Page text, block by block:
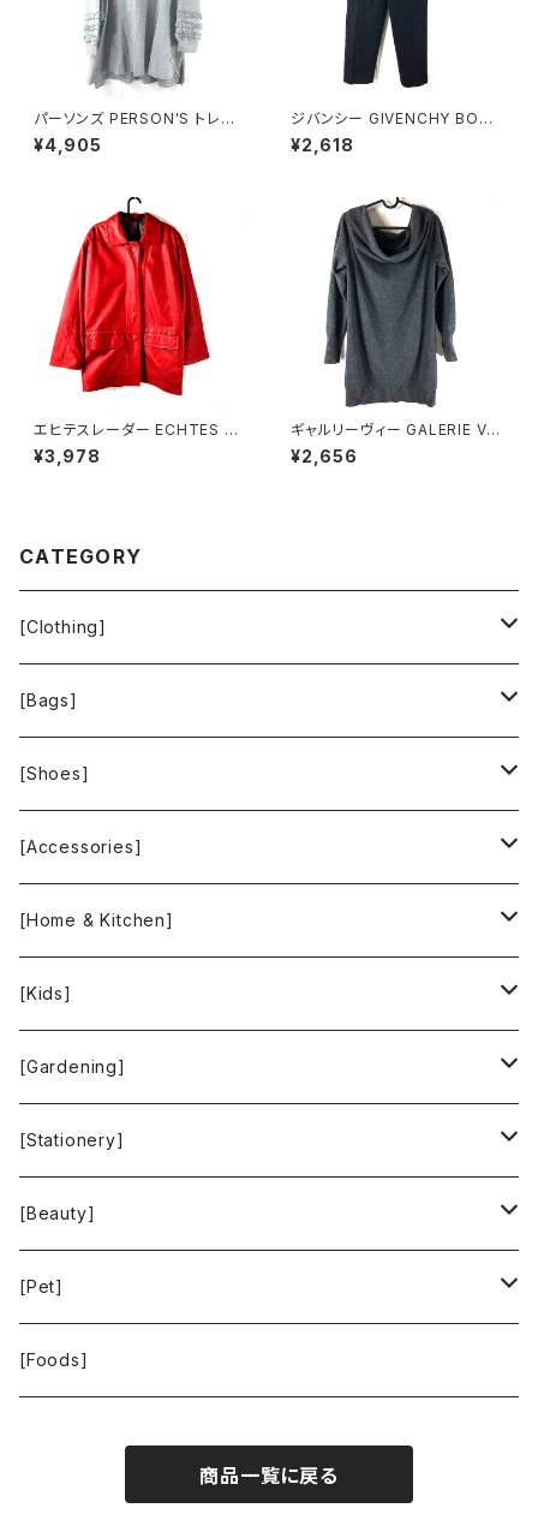
パーソンズ PERSON'S トレー
ナー 綿100％ ロゴ刺繡 袖フリ
ル スリット グレー LLサイズ 92
¥4,905
ジバンシー GIVENCHY BOUT
IQUES パンツ エクセーヌ 裏地
サイドポケット ストレート 黒 38
¥2,618
エヒテスレーダー ECHTES LE
DER ジャケット ヴィンテージ 内
側チェック柄 赤 36サイズ 900
¥3,978
ギャルリーヴィー GALERIE VIE
ニット ウール100％ トゥモロー
ランド 日本製 グレー 1サイズ 9
¥2,656
CATEGORY
[Clothing]
Krochet Kids International
[Bags]
BAGGU
FOOD TEXTILE
INCASE
People Tree
[Shoes]
TOMS
[Accessories]
ALEX AND ANI
Feliz
Green Time
SKY LIMIT
KUSKA
[Home & Kitchen]
Bee Eco Wraps
CLOUDY
Francis+Dale
KAFFEEFORM
La Bontazza
THE TOKYO CORK
24BOTTLES
[Kids]
Mastro Geppetto
[Gardening]
gardens
If You Care
Root Pouch
URBAN GREEN MAKERS
[Stationery]
MOTHER FOREST
[Beauty]
STOP THE WATER WHILE USING ME!
[Pet]
WOLFGANG MAN ＆ BEAST
[Foods]
商品一覧に戻る